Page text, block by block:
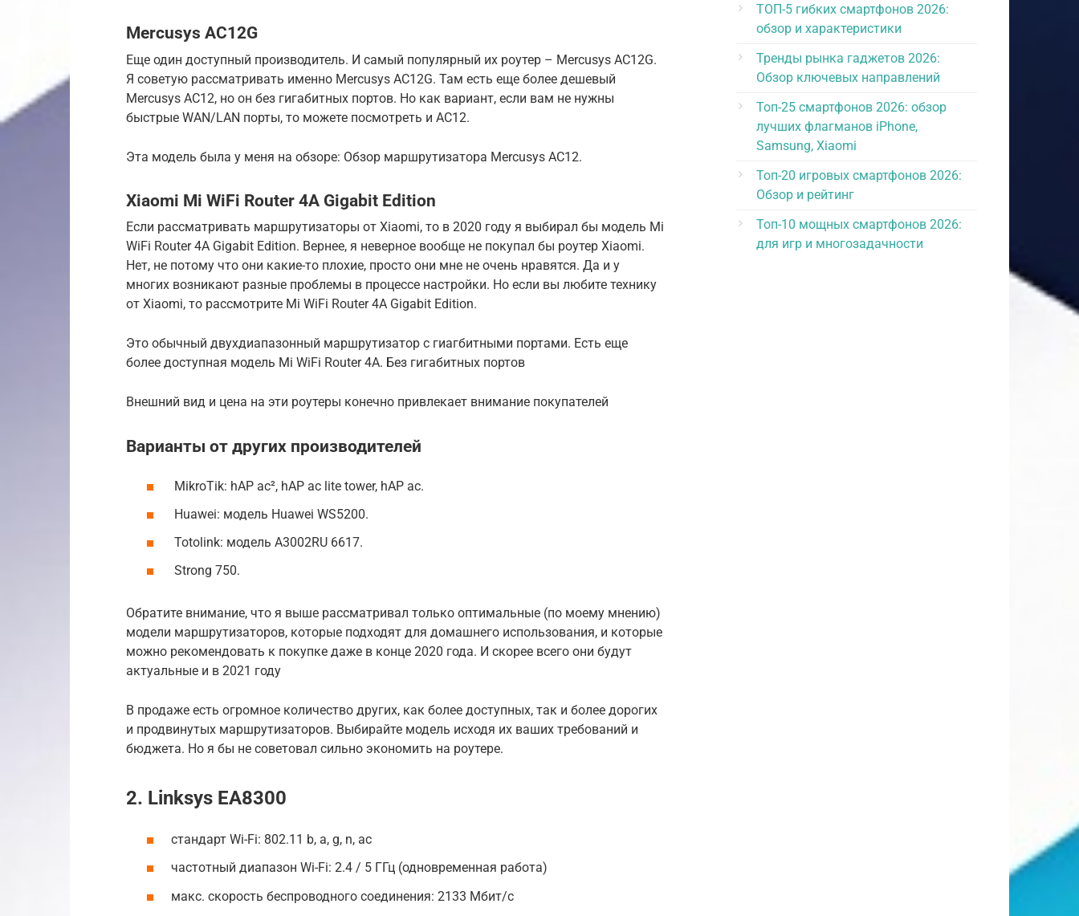
Mercusys AC12G
Еще один доступный производитель. И самый популярный их роутер – Mercusys AC12G.
Я советую рассматривать именно Mercusys AC12G. Там есть еще более дешевый
Mercusys AC12, но он без гигабитных портов. Но как вариант, если вам не нужны
быстрые WAN/LAN порты, то можете посмотреть и AC12.
Эта модель была у меня на обзоре: Обзор маршрутизатора Mercusys AC12.
Xiaomi Mi WiFi Router 4A Gigabit Edition
Если рассматривать маршрутизаторы от Xiaomi, то в 2020 году я выбирал бы модель Mi
WiFi Router 4A Gigabit Edition. Вернее, я неверное вообще не покупал бы роутер Xiaomi.
Нет, не потому что они какие-то плохие, просто они мне не очень нравятся. Да и у
многих возникают разные проблемы в процессе настройки. Но если вы любите технику
от Xiaomi, то рассмотрите Mi WiFi Router 4A Gigabit Edition.
Это обычный двухдиапазонный маршрутизатор с гиагбитными портами. Есть еще
более доступная модель Mi WiFi Router 4A. Без гигабитных портов
Внешний вид и цена на эти роутеры конечно привлекает внимание покупателей
Варианты от других производителей
MikroTik: hAP ac², hAP ac lite tower, hAP ac.
Huawei: модель Huawei WS5200.
Totolink: модель A3002RU 6617.
Strong 750.
Обратите внимание, что я выше рассматривал только оптимальные (по моему мнению)
модели маршрутизаторов, которые подходят для домашнего использования, и которые
можно рекомендовать к покупке даже в конце 2020 года. И скорее всего они будут
актуальные и в 2021 году
В продаже есть огромное количество других, как более доступных, так и более дорогих
и продвинутых маршрутизаторов. Выбирайте модель исходя их ваших требований и
бюджета. Но я бы не советовал сильно экономить на роутере.
2. Linksys EA8300
стандарт Wi-Fi: 802.11 b, a, g, n, ac
частотный диапазон Wi-Fi: 2.4 / 5 ГГц (одновременная работа)
макс. скорость беспроводного соединения: 2133 Мбит/с
ТОП-5 гибких смартфонов 2026:
обзор и характеристики
Тренды рынка гаджетов 2026:
Обзор ключевых направлений
Топ-25 смартфонов 2026: обзор
лучших флагманов iPhone,
Samsung, Xiaomi
Топ-20 игровых смартфонов 2026:
Обзор и рейтинг
Топ-10 мощных смартфонов 2026:
для игр и многозадачности